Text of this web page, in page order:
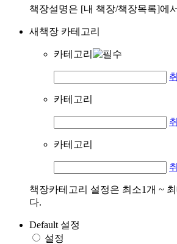
책장설명은 [내 책장/책장목록]에
새책장 카테고리
카테고리
카테고리
카테고리
책장카테고리 설정은 최소1개 ~
다.
Default 설정
설정